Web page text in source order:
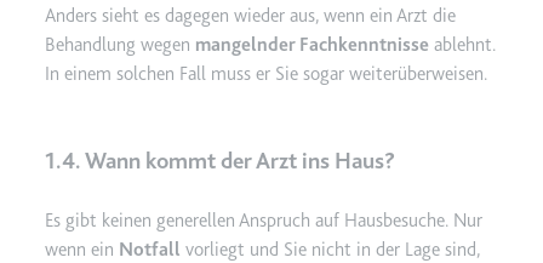
Anders sieht es dagegen wieder aus, wenn ein Arzt die
Behandlung wegen mangelnder Fachkenntnisse ablehnt.
In einem solchen Fall muss er Sie sogar weiterüberweisen.
1.4. Wann kommt der Arzt ins Haus?
Es gibt keinen generellen Anspruch auf Hausbesuche. Nur
wenn ein Notfall vorliegt und Sie nicht in der Lage sind,